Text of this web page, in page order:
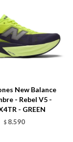
New Balance
- Rebel V5 -
- GREEN
$ 8.590